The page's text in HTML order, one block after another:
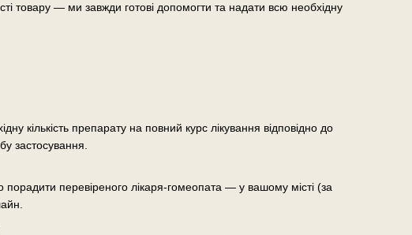
товару — ми завжди готові допомогти та надати всю необхідну
кількість препарату на повний курс лікування відповідно до
застосування.
перевіреного лікаря-гомеопата — у вашому місті (за